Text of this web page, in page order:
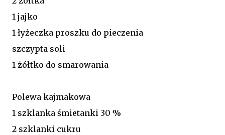
1 jajko
1 łyżeczka proszku do pieczenia
szczypta soli
1 żółtko do smarowania
Polewa kajmakowa
1 szklanka śmietanki 30 %
2 szklanki cukru